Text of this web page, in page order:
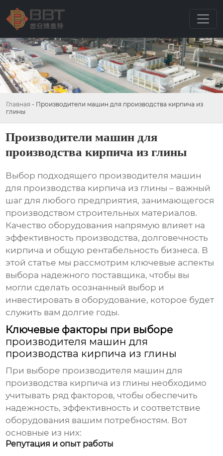
Главная - Производители машин для производства кирпича из
глины
Производители машин для
производства кирпича из глины
Выбор подходящего производителя машин
для производства кирпича из глины – важный
шаг для любого предприятия, занимающегося
производством строительных материалов.
Качество оборудования напрямую влияет на
эффективность производства, долговечность
кирпича и общую рентабельность бизнеса. В
этой статье мы рассмотрим ключевые аспекты
выбора надежного поставщика, чтобы вы
могли сделать осознанный выбор и
инвестировать в оборудование, которое будет
служить вам долгие годы.
Ключевые факторы при выборе
производителя машин для
производства кирпича из глины
При выборе производителя машин для
производства кирпича из глины необходимо
учитывать ряд факторов, чтобы обеспечить
надежность, эффективность и соответствие
оборудования вашим потребностям. Вот
основные из них:
Репутация и опыт работы